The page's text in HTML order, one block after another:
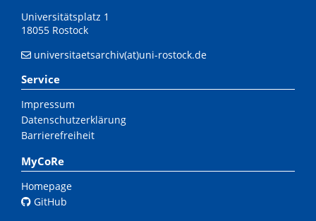
Universitätsplatz 1
18055 Rostock
universitaetsarchiv(at)uni-rostock.de
Service
Impressum
Datenschutzerklärung
Barrierefreiheit
MyCoRe
Homepage
GitHub